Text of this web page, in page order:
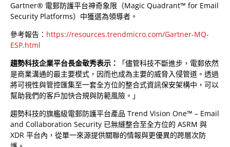
Gartner® 電郵防護平台神奇象限（Magic Quadrant™ for Email
Security Platforms）中獲選為領導者。
參考報告： https://resources.trendmicro.com/Gartner-MQ-
ESP.html
趨勢科技企業平台長金敬秀表示：
「儘管科技不斷進步，電郵依然
是商業溝通的最主要模式，因而也成為主要的威脅入侵管道。透過
將可視性與管控匯集至一套全方位的整合式資訊保安架構中，可以
幫助我們的客戶加快合規與防範風險。」
趨勢科技的旗艦級電郵防護平台產品 Trend Vision One™ – Email
and Collaboration Security 已無縫整合至全方位的 ASRM 與
XDR 平台內，從單一來源提供關聯的情報與更優異的跨層次防